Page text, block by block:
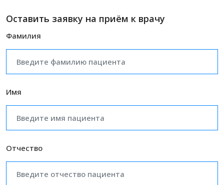
Оставить заявку на приём к врачу
Фамилия
Имя
Отчество